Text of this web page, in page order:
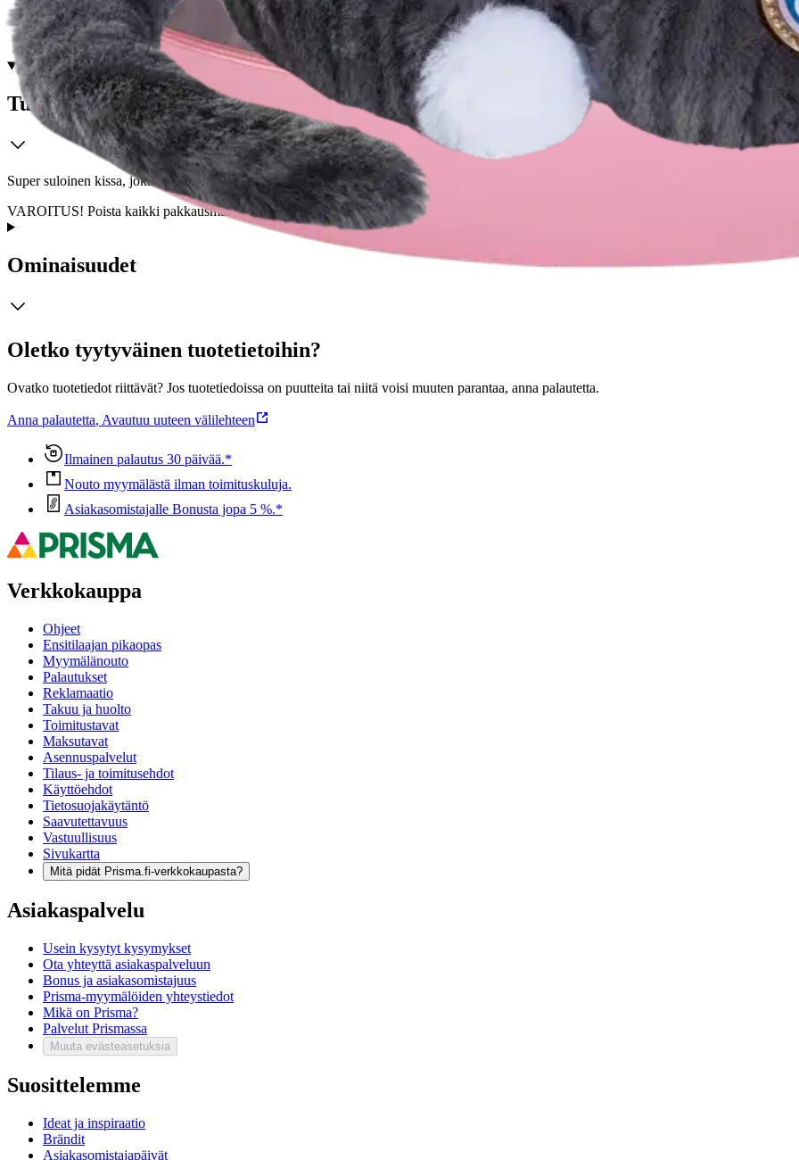
Tuotekuvaus
Super suloinen kissa, joka kehrää kuin oikea kissanpentu! Pakkauksessa myös kissalle kaulapanta ja laatikko, johon se voi käpertyä.
VAROITUS! Poista kaikki pakkausmateriaalit ja kiinniikkeet lelusta ennen kuin annat sen lapselle.
Ominaisuudet
Oletko tyytyväinen tuotetietoihin?
Ovatko tuotetiedot riittävät? Jos tuotetiedoissa on puutteita tai niitä voisi muuten parantaa, anna palautetta.
Anna palautetta, Avautuu uuteen välilehteen
Ilmainen palautus 30 päivää.*
Nouto myymälästä ilman toimituskuluja.
Asiakasomistajalle Bonusta jopa 5 %.*
Verkkokauppa
Ohjeet
Ensitilaajan pikaopas
Myymälänouto
Palautukset
Reklamaatio
Takuu ja huolto
Toimitustavat
Maksutavat
Asennuspalvelut
Tilaus- ja toimitusehdot
Käyttöehdot
Tietosuojakäytäntö
Saavutettavuus
Vastuullisuus
Sivukartta
Mitä pidät Prisma.fi-verkkokaupasta?
Asiakaspalvelu
Usein kysytyt kysymykset
Ota yhteyttä asiakaspalveluun
Bonus ja asiakasomistajuus
Prisma-myymälöiden yhteystiedot
Mikä on Prisma?
Palvelut Prismassa
Muuta evästeasetuksia
Suosittelemme
Ideat ja inspiraatio
Brändit
Asiakasomistajapäivät